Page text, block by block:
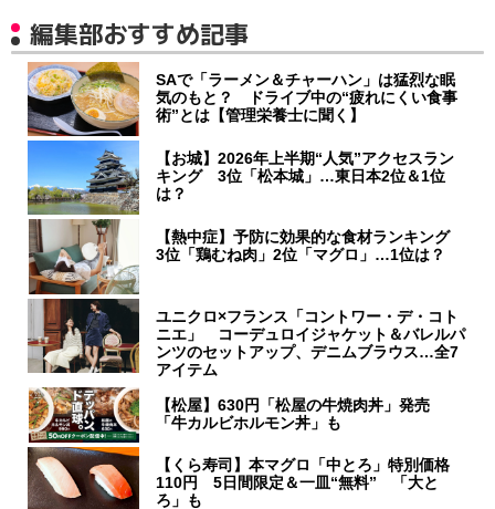
編集部おすすめ記事
SAで「ラーメン＆チャーハン」は猛烈な眠
気のもと？ ドライブ中の“疲れにくい食事
術”とは【管理栄養士に聞く】
【お城】2026年上半期“人気”アクセスラン
キング 3位「松本城」…東日本2位＆1位
は？
【熱中症】予防に効果的な食材ランキング
3位「鶏むね肉」2位「マグロ」…1位は？
ユニクロ×フランス「コントワー・デ・コト
ニエ」 コーデュロイジャケット＆バレルパ
ンツのセットアップ、デニムブラウス…全7
アイテム
【松屋】630円「松屋の牛焼肉丼」発売
「牛カルビホルモン丼」も
【くら寿司】本マグロ「中とろ」特別価格
110円 5日間限定＆一皿“無料” 「大と
ろ」も